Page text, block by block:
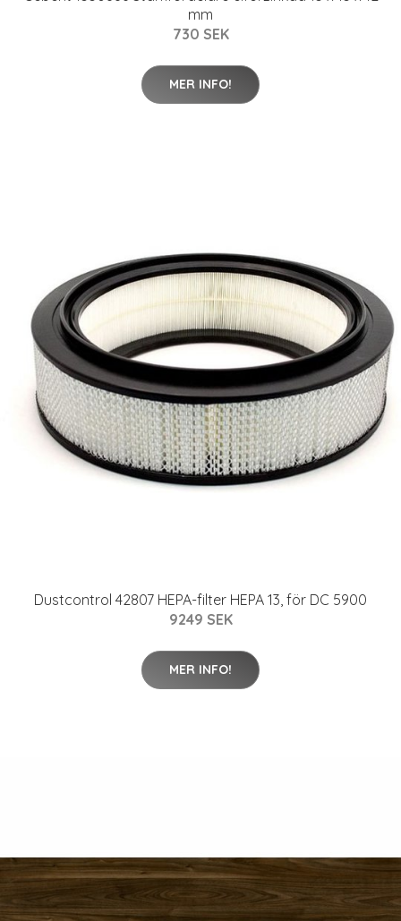
mm
730 SEK
MER INFO!
Dustcontrol 42807 HEPA-filter HEPA 13, för DC 5900
9249 SEK
MER INFO!